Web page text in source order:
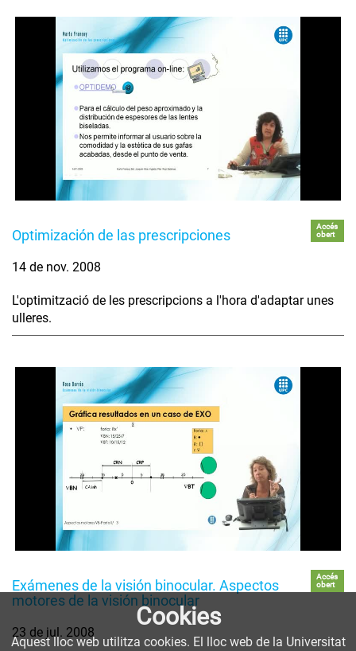
Optimización de las prescripciones
Accés
obert
14 de nov. 2008
L'optimització de les prescripcions a l'hora d'adaptar unes
ulleres.
Exámenes de la visión binocular. Aspectos
motores de la visión binocular
Accés
obert
23 de jul. 2008
Cookies
Aquest lloc web utilitza cookies. El lloc web de la Universitat